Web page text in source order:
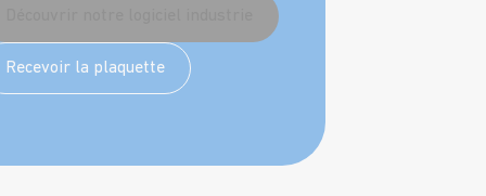
Recevoir la plaquette